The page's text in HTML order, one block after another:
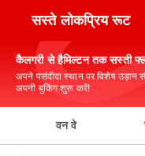
सस्ते लोकप्रिय रूट
कैलगरी से हैमिल्टन तक सस्ती
अपने पसंदीदा स्थान पर विशेष
अपनी बुकिंग शुरू करें!
वन वे